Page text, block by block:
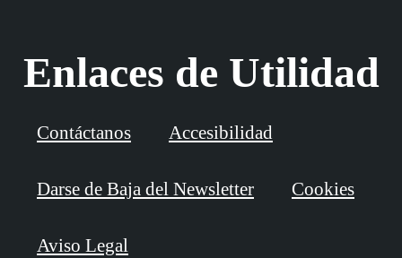
Enlaces de Utilidad
Contáctanos Accesibilidad
Darse de Baja del Newsletter Cookies
Aviso Legal